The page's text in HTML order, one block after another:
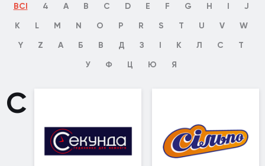
ВСІ 4 A B C D E F G H I
J
K
L M N O P R S T U V
W
Y
Z А Б В Д З І К Л С
Т
У
Ф Ц Ю Я
С